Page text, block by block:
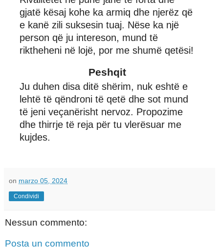
gjatë kësaj kohe ka armiq dhe njerëz që
e kanë zili suksesin tuaj. Nëse ka një
person që ju intereson, mund të
riktheheni në lojë, por me shumë qetësi!
Peshqit
Ju duhen disa ditë shërim, nuk eshtë e
lehtë të qëndroni të qetë dhe sot mund
të jeni veçanërisht nervoz. Propozime
dhe thirrje të reja për tu vlerësuar me
kujdes.
on marzo 05, 2024
Condividi
Nessun commento:
Posta un commento